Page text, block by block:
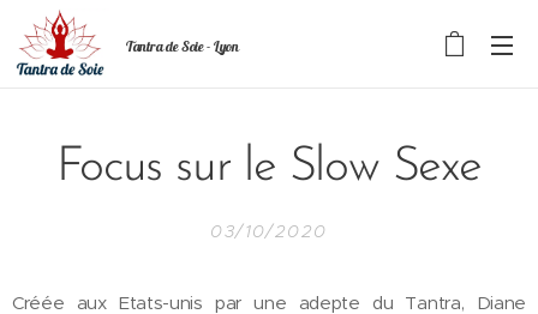
Tantra de Soie - Lyon
Focus sur le Slow Sexe
03/10/2020
Créée aux Etats-unis par une adepte du Tantra, Diane